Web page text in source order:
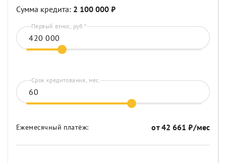
Сумма кредита: 2 100 000 ₽
Первый взнос, руб.*
Срок кредитования, мес.
Ежемесячный платёж: от42 661 ₽/мес